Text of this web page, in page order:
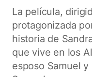
La película,
protagonizada
historia de
que vive en los
esposo Samuel